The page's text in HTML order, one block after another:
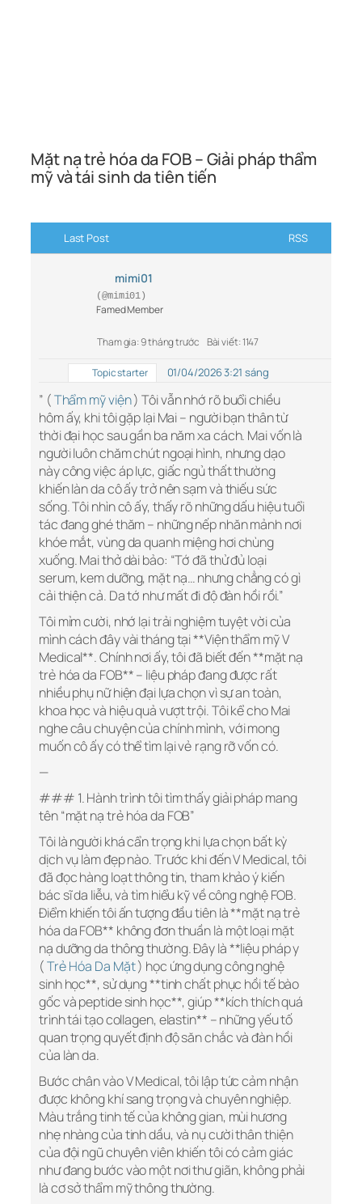
Mặt nạ trẻ hóa da FOB – Giải pháp thẩm
mỹ và tái sinh da tiên tiến
Last Post RSS
mimi01
(@mimi01)
Famed Member
Tham gia: 9 tháng trước Bài viết: 1147
Topic starter 01/04/2026 3:21 sáng
” (Thẩm mỹ viện) Tôi vẫn nhớ rõ buổi chiều
hôm ấy, khi tôi gặp lại Mai – người bạn thân từ
thời đại học sau gần ba năm xa cách. Mai vốn là
người luôn chăm chút ngoại hình, nhưng dạo
này công việc áp lực, giấc ngủ thất thường
khiến làn da cô ấy trở nên sạm và thiếu sức
sống. Tôi nhìn cô ấy, thấy rõ những dấu hiệu tuổi
tác đang ghé thăm – những nếp nhăn mảnh nơi
khóe mắt, vùng da quanh miệng hơi chùng
xuống. Mai thở dài bảo: “Tớ đã thử đủ loại
serum, kem dưỡng, mặt nạ… nhưng chẳng có gì
cải thiện cả. Da tớ như mất đi độ đàn hồi rồi.”
Tôi mỉm cười, nhớ lại trải nghiệm tuyệt vời của
mình cách đây vài tháng tại **Viện thẩm mỹ V
Medical**. Chính nơi ấy, tôi đã biết đến **mặt nạ
trẻ hóa da FOB** – liệu pháp đang được rất
nhiều phụ nữ hiện đại lựa chọn vì sự an toàn,
khoa học và hiệu quả vượt trội. Tôi kể cho Mai
nghe câu chuyện của chính mình, với mong
muốn cô ấy có thể tìm lại vẻ rạng rỡ vốn có.
—
### 1. Hành trình tôi tìm thấy giải pháp mang
tên “mặt nạ trẻ hóa da FOB”
Tôi là người khá cẩn trọng khi lựa chọn bất kỳ
dịch vụ làm đẹp nào. Trước khi đến V Medical, tôi
đã đọc hàng loạt thông tin, tham khảo ý kiến
bác sĩ da liễu, và tìm hiểu kỹ về công nghệ FOB.
Điểm khiến tôi ấn tượng đầu tiên là **mặt nạ trẻ
hóa da FOB** không đơn thuần là một loại mặt
nạ dưỡng da thông thường. Đây là **liệu pháp y
(Trẻ Hóa Da Mặt) học ứng dụng công nghệ
sinh học**, sử dụng **tinh chất phục hồi tế bào
gốc và peptide sinh học**, giúp **kích thích quá
trình tái tạo collagen, elastin** – những yếu tố
quan trọng quyết định độ săn chắc và đàn hồi
của làn da.
Bước chân vào V Medical, tôi lập tức cảm nhận
được không khí sang trọng và chuyên nghiệp.
Màu trắng tinh tế của không gian, mùi hương
nhẹ nhàng của tinh dầu, và nụ cười thân thiện
của đội ngũ chuyên viên khiến tôi có cảm giác
như đang bước vào một nơi thư giãn, không phải
là cơ sở thẩm mỹ thông thường.